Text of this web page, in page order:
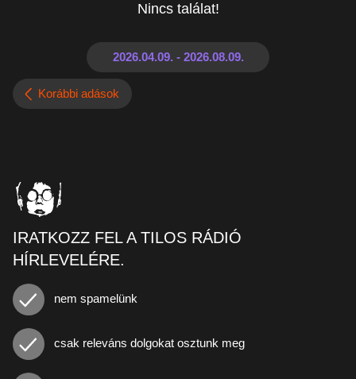
Nincs találat!
Korábbi adások
IRATKOZZ FEL A TILOS RÁDIÓ
HÍRLEVELÉRE.
nem spamelünk
csak releváns dolgokat osztunk meg